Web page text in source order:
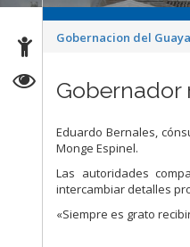
Gobernacion del
Gobernador
Eduardo Bernales,
Monge Espinel.
Las autoridades
intercambiar detalles
«Siempre es grato